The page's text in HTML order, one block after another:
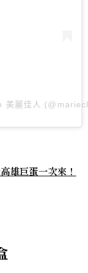
麗佳人
巨蛋一次來！